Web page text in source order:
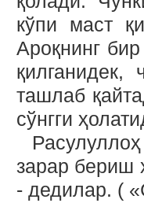
кўпи маст
Ароқнинг
ташлаб
сўнгги
зарар бериш
- дедилар. (